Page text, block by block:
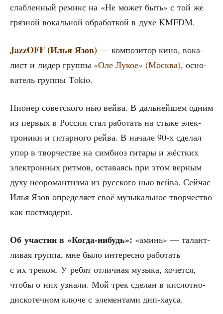
слаб­лен­ный реми­кс на «Не может быть» с той же
гряз­ной вокаль­ной обра­бот­кой в духе KMFDM.
JazzOFF (Илья Язов) — ком­по­зи­тор кино, вока­
лист и лидер груп­пы «Оле Лукое» (Москва), осно­
ва­тель груп­пы Тokio.
Пио­нер совет­ско­го нью вей­ва. В даль­ней­шем одним
из пер­вых в Рос­сии стал рабо­тать на сты­ке элек­
тро­ни­ки и гитар­но­го рей­ва. В нача­ле 90‑х сде­лал
упор в твор­че­стве на сим­би­оз гита­ры и жёст­ких
элек­трон­ных рит­мов, оста­ва­ясь при этом вер­ным
духу нео­ро­ман­тиз­ма из рус­ско­го нью вей­ва. Сей­час
Илья Язов опре­де­ля­ет своё музы­каль­ное твор­че­ство
как постмодерн.
Об уча­стии в «Когда-нибудь»: «аминь» — талант­
ли­вая груп­па, мне было инте­рес­но рабо­тать
с их тре­ком. У ребят отлич­ная музы­ка, хочет­ся,
что­бы о них узна­ли. Мой трек сде­лан в кис­лот­но-
дис­ко­теч­ном клю­че с эле­мен­та­ми дип-хауса.